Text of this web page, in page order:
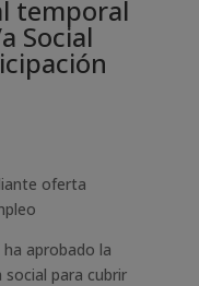
temporal
Social
oferta
aprobado la
para cubrir